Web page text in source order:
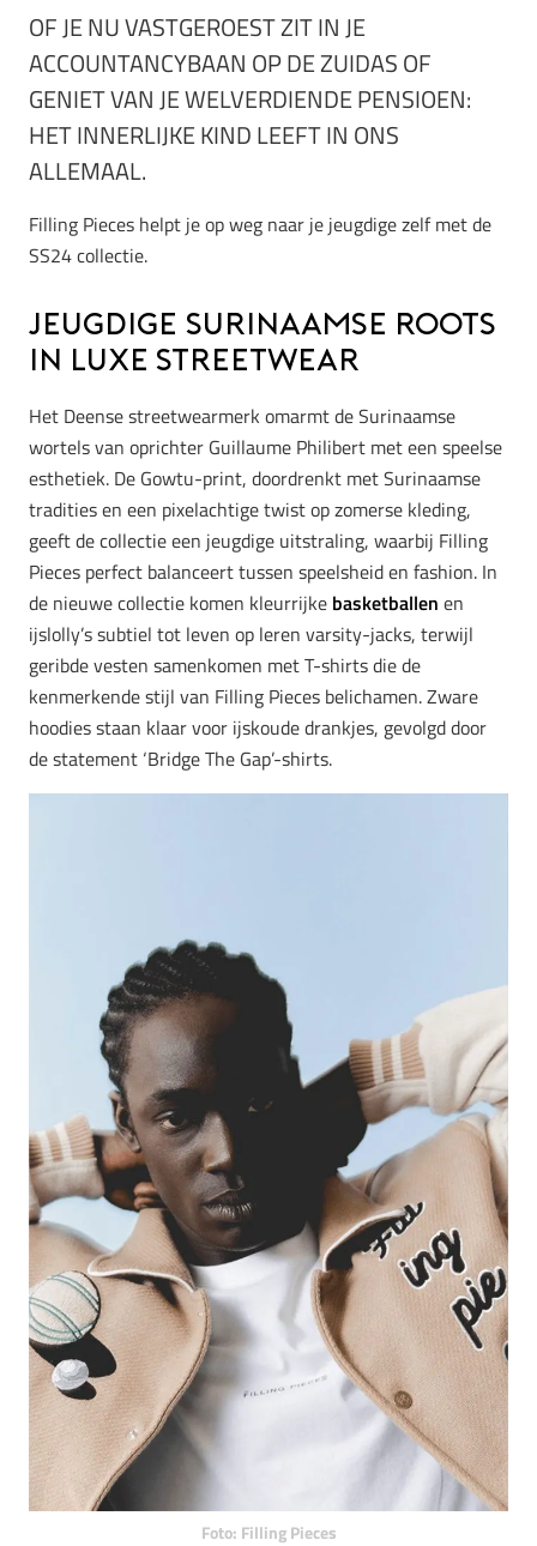
OF JE NU VASTGEROEST ZIT IN JE
ACCOUNTANCYBAAN OP DE ZUIDAS OF
GENIET VAN JE WELVERDIENDE PENSIOEN:
HET INNERLIJKE KIND LEEFT IN ONS
ALLEMAAL.
Filling Pieces helpt je op weg naar je jeugdige zelf met de
SS24 collectie.
Jeugdige Surinaamse roots
in luxe streetwear
Het Deense streetwearmerk omarmt de Surinaamse
wortels van oprichter Guillaume Philibert met een speelse
esthetiek. De Gowtu-print, doordrenkt met Surinaamse
tradities en een pixelachtige twist op zomerse kleding,
geeft de collectie een jeugdige uitstraling, waarbij Filling
Pieces perfect balanceert tussen speelsheid en fashion. In
de nieuwe collectie komen kleurrijke basketballen en
ijslolly’s subtiel tot leven op leren varsity-jacks, terwijl
geribde vesten samenkomen met T-shirts die de
kenmerkende stijl van Filling Pieces belichamen. Zware
hoodies staan klaar voor ijskoude drankjes, gevolgd door
de statement ‘Bridge The Gap’-shirts.
Foto: Filling Pieces